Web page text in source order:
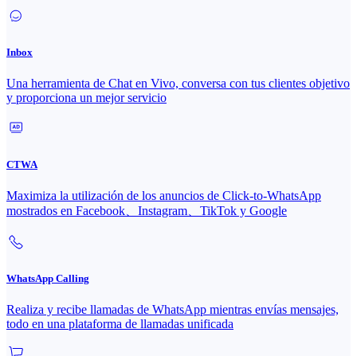
Inbox
Una herramienta de Chat en Vivo, conversa con tus clientes objetivo
y proporciona un mejor servicio
CTWA
Maximiza la utilización de los anuncios de Click-to-WhatsApp
mostrados en Facebook、Instagram、TikTok y Google
WhatsApp Calling
Realiza y recibe llamadas de WhatsApp mientras envías mensajes,
todo en una plataforma de llamadas unificada